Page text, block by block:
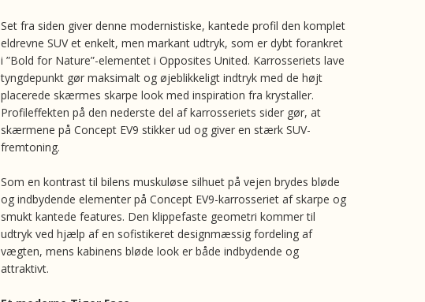
Set fra siden giver denne modernistiske, kantede profil den komplet
eldrevne SUV et enkelt, men markant udtryk, som er dybt forankret
i ”Bold for Nature”-elementet i Opposites United. Karrosseriets lave
tyngdepunkt gør maksimalt og øjeblikkeligt indtryk med de højt
placerede skærmes skarpe look med inspiration fra krystaller.
Profileffekten på den nederste del af karrosseriets sider gør, at
skærmene på Concept EV9 stikker ud og giver en stærk SUV-
fremtoning.
Som en kontrast til bilens muskuløse silhuet på vejen brydes bløde
og indbydende elementer på Concept EV9-karrosseriet af skarpe og
smukt kantede features. Den klippefaste geometri kommer til
udtryk ved hjælp af en sofistikeret designmæssig fordeling af
vægten, mens kabinens bløde look er både indbydende og
attraktivt.